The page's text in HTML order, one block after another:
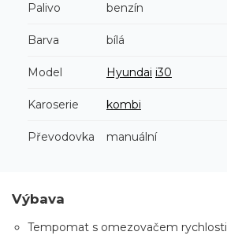
Palivo benzín
Barva bílá
Model Hyundai i30
Karoserie kombi
Převodovka manuální
Výbava
Tempomat s omezovačem rychlosti